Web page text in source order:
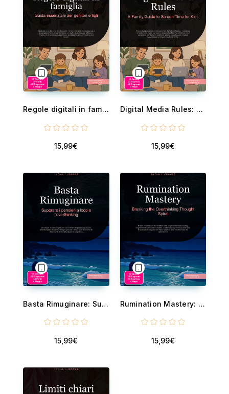
Regole digitali in famiglia: Guida essenziale per genitori e figli - Gestisci smartphone adolescenti, tempo davanti allo schermo e sicurezza internet bambini con un patto tecnologico efficace. Promuovi il benessere digitale ...
15,99€
Digital Media Rules: A Family Guide to Screen Time for Kids - Essential parenting strategies for digital wellbeing, including smartphone rules for teens, internet safety for children, and practical family tech contract advic...
15,99€
Basta Rimuginare: Superare i pensieri a loop e l'overthinking - Strategie di psicologia per controllare le preoccupazioni, interrompere l'overthinking e gestire l'ansia con tecniche di defusione e ristrutturazione cognitiva....
15,99€
Rumination Mastery: Breaking the Overthinking Thought Spiral - Break the loop of rumination with cognitive restructuring, cognitive defusion techniques, and metacognitive awareness. Practical strategies for worry control and...
15,99€